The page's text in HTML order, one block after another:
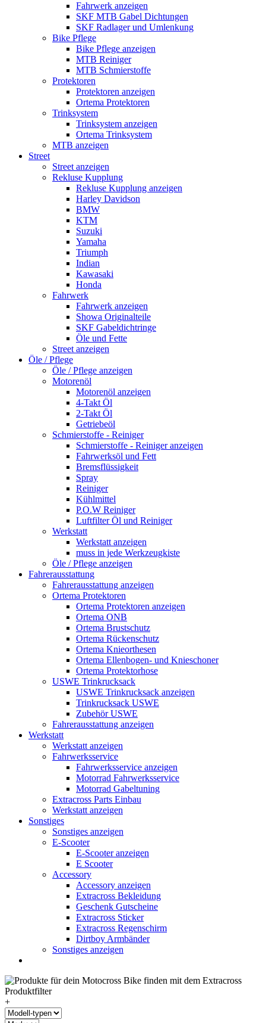
Fahrwerk anzeigen
SKF MTB Gabel Dichtungen
SKF Radlager und Umlenkung
Bike Pflege
Bike Pflege anzeigen
MTB Reiniger
MTB Schmierstoffe
Protektoren
Protektoren anzeigen
Ortema Protektoren
Trinksystem
Trinksystem anzeigen
Ortema Trinksystem
MTB anzeigen
Street
Street anzeigen
Rekluse Kupplung
Rekluse Kupplung anzeigen
Harley Davidson
BMW
KTM
Suzuki
Yamaha
Triumph
Indian
Kawasaki
Honda
Fahrwerk
Fahrwerk anzeigen
Showa Originalteile
SKF Gabeldichtringe
Öle und Fette
Street anzeigen
Öle / Pflege
Öle / Pflege anzeigen
Motorenöl
Motorenöl anzeigen
4-Takt Öl
2-Takt Öl
Getriebeöl
Schmierstoffe - Reiniger
Schmierstoffe - Reiniger anzeigen
Fahrwerksöl und Fett
Bremsflüssigkeit
Spray
Reiniger
Kühlmittel
P.O.W Reiniger
Luftfilter Öl und Reiniger
Werkstatt
Werkstatt anzeigen
muss in jede Werkzeugkiste
Öle / Pflege anzeigen
Fahrerausstattung
Fahrerausstattung anzeigen
Ortema Protektoren
Ortema Protektoren anzeigen
Ortema ONB
Ortema Brustschutz
Ortema Rückenschutz
Ortema Knieorthesen
Ortema Ellenbogen- und Knieschoner
Ortema Protektorhose
USWE Trinkrucksack
USWE Trinkrucksack anzeigen
Trinkrucksack USWE
Zubehör USWE
Fahrerausstattung anzeigen
Werkstatt
Werkstatt anzeigen
Fahrwerksservice
Fahrwerksservice anzeigen
Motorrad Fahrwerksservice
Motorrad Gabeltuning
Extracross Parts Einbau
Werkstatt anzeigen
Sonstiges
Sonstiges anzeigen
E-Scooter
E-Scooter anzeigen
E Scooter
Accessory
Accessory anzeigen
Extracross Bekleidung
Geschenk Gutscheine
Extracross Sticker
Extracross Regenschirm
Dirtboy Armbänder
Sonstiges anzeigen
+